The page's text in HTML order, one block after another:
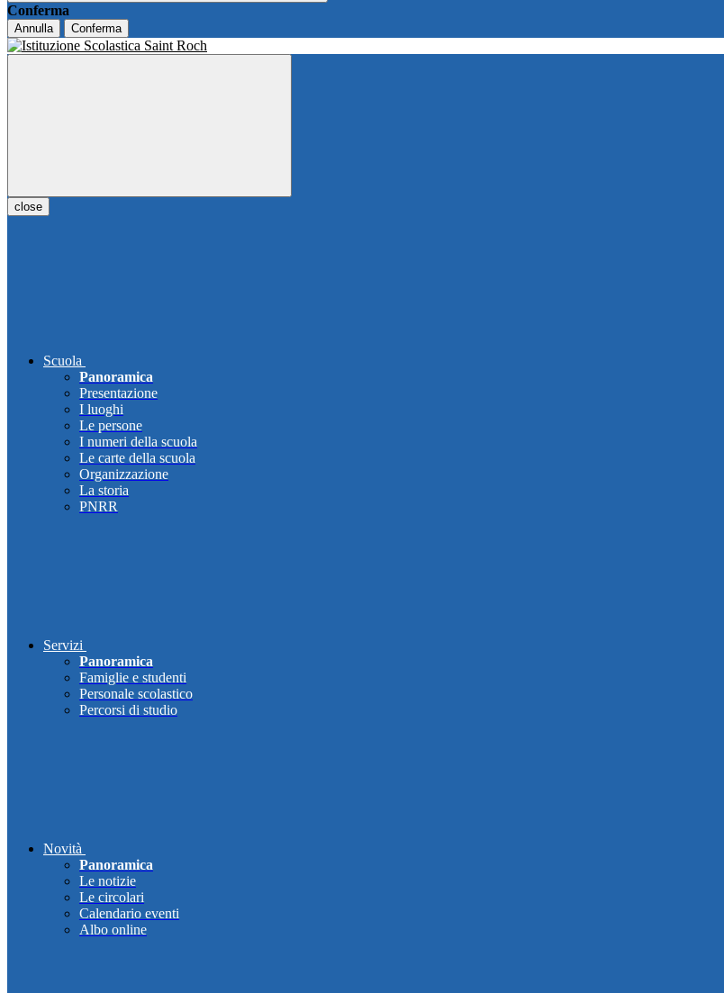
Conferma
Annulla Conferma
close
Scuola
Panoramica
Presentazione
I luoghi
Le persone
I numeri della scuola
Le carte della scuola
Organizzazione
La storia
PNRR
Servizi
Panoramica
Famiglie e studenti
Personale scolastico
Percorsi di studio
Novità
Panoramica
Le notizie
Le circolari
Calendario eventi
Albo online